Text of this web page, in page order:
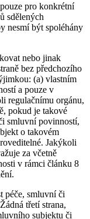
pro konkrétní
sdělených
nesmí být spoléhány
nebo jinak
bez předchozího
(a) vlastním
a pouze v
regulačnímu orgánu,
pokud je takové
smluvní povinností,
o takovém
Jakýkoli
za včetně
v rámci článku 8
péče, smluvní či
třetí strana,
subjektu či